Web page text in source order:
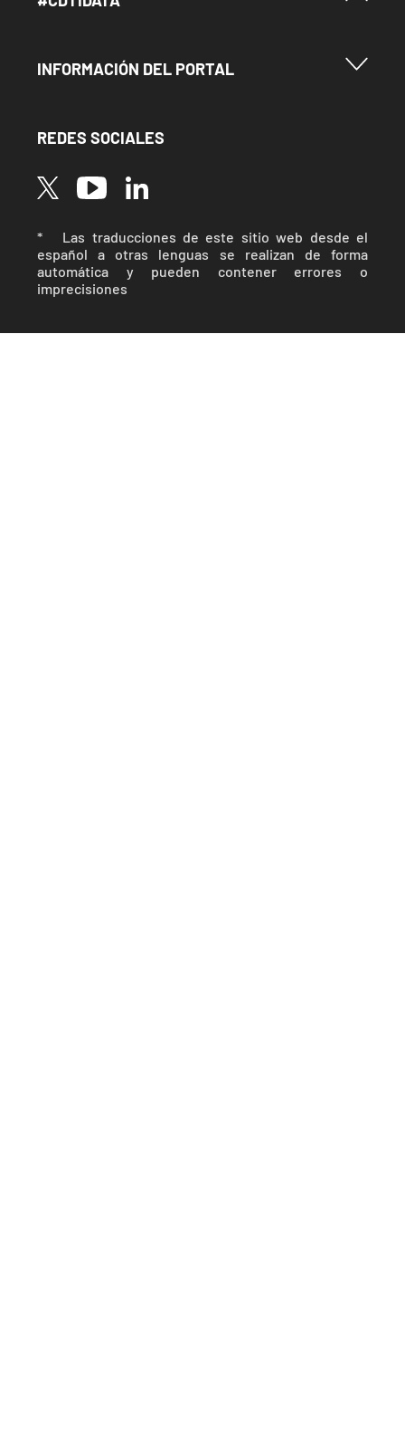
Menu Footer Información del Portal
INFORMACIÓN DEL PORTAL
REDES SOCIALES
Image Image Image
* Las traducciones de este sitio web desde el
español a otras lenguas se realizan de forma
automática y pueden contener errores o
imprecisiones